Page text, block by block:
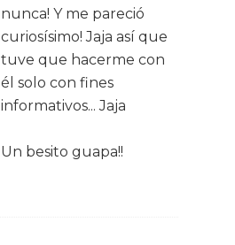
nunca! Y me pareció
curiosísimo! Jaja así que
tuve que hacerme con
él solo con fines
informativos... Jaja
Un besito guapa!!